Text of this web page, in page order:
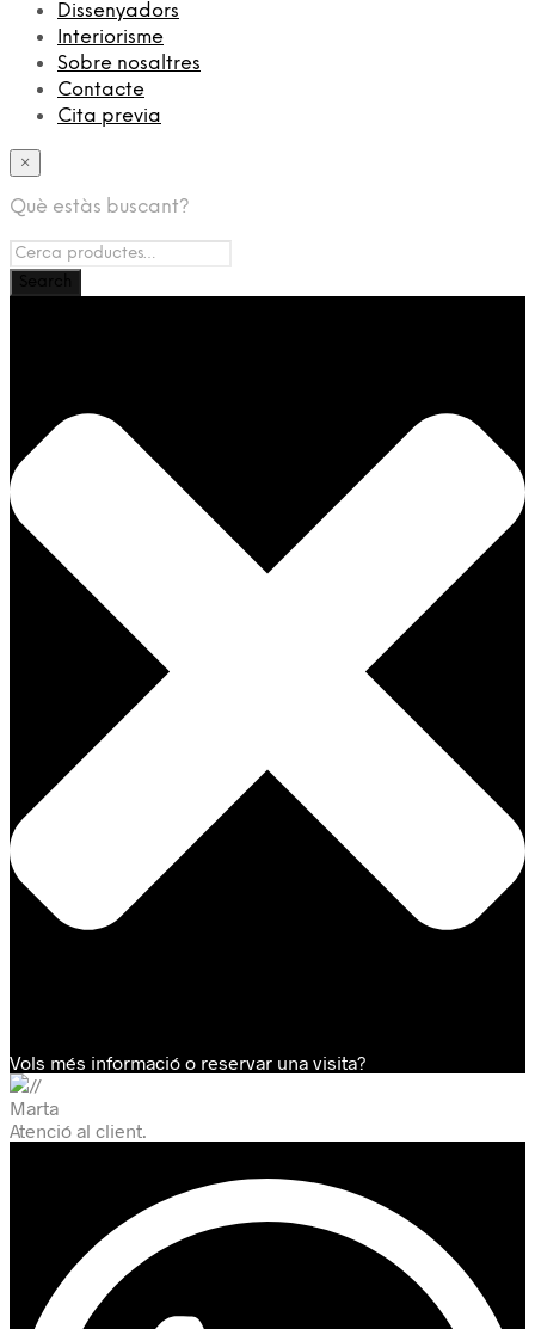
Dissenyadors
Interiorisme
Sobre nosaltres
Contacte
Cita previa
×
Què estàs buscant?
Vols més informació o reservar una visita?
Marta
Atenció al client.